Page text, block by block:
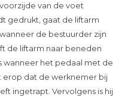
van de voet
gedrukt, gaat de liftarm
de bestuurder zijn
de liftarm naar beneden
wanneer het pedaal met de
erop dat de werknemer bij
ingetrapt. Vervolgens is hij